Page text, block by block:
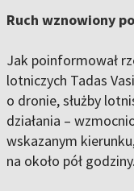
Ruch wznowiony
Jak poinformował
lotniczych Tadas
o dronie, służby
działania –
wskazanym
na około pół godziny.